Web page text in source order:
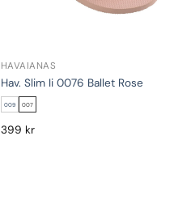
HAVAIANAS
Hav. Slim Ii 0076 Ballet Rose
009 007
399 kr